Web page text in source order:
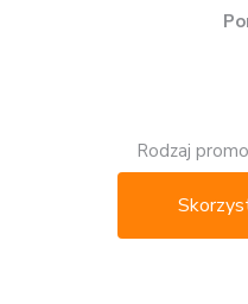
Rodzaj